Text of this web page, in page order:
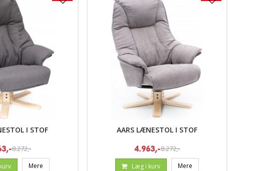
I STOF
8.272,-
Mere
AARS LÆNESTOL I STOF
4.963,-8.272,-
Læg i kurv Mere